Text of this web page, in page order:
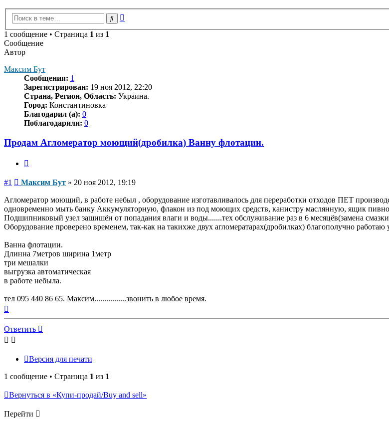
Поиск
1 сообщение • Страница 1 из 1
Сообщение
Автор
Максим Бут
Сообщения: 1
Зарегистрирован: 19 ноя 2012, 22:20
Страна, Регион, Область: Украина.
Город: Константиновка
Благодарил (а): 0
Поблагодарили: 0
Продам Агломератор моющий(дробилка) Ванну флотации.
#1 Сообщение
Максим Бут » 20 ноя 2012, 19:19
Агломератор моющий, в работе небыл , оборудование изготавливалось для переработки отходов ПЕТ
одновременно мыть банку Аккумуляторную, флакон из под моющих средств, канистру маслянную, ящик
Подшипниковый узел зашишён от попадания влаги и воды.......тех обслуживание раз в 6 месяцёв(замена
Оборудование проверено временем, так-как на такихже двух агломератарах(дробилках) благополучно работаю
Ванна флотации.
Длинна 7метров ширина 1метр
три мешалки
выгрузка автоматическая
в работе небыла.
тел 095 440 86 65. Максим................звонить в любое время.
началу
Ответить
Версия для печати
1 сообщение • Страница 1 из 1
Вернуться в «Купи-продай/Buy and sell»
Перейти